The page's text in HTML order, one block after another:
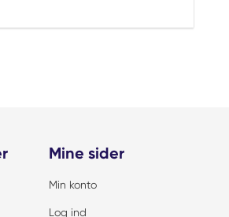
Mine sider
Min konto
Log ind